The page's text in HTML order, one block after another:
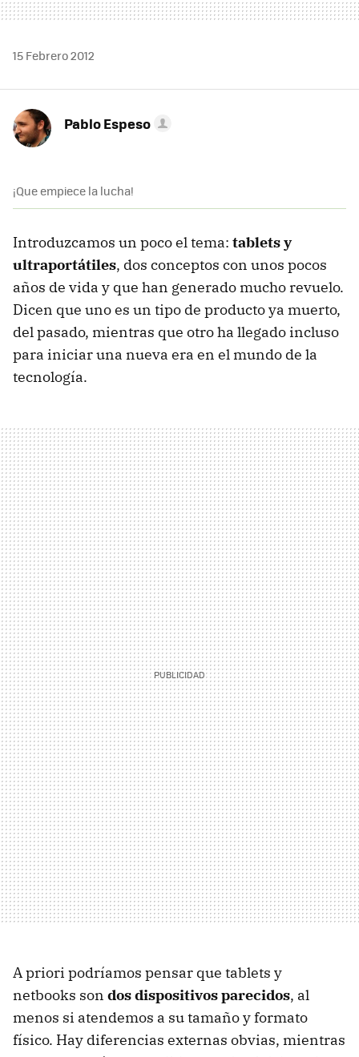
15 Febrero 2012
Pablo Espeso
¡Que empiece la lucha!
Introduzcamos un poco el tema: tablets y
ultraportátiles, dos conceptos con unos pocos
años de vida y que han generado mucho revuelo.
Dicen que uno es un tipo de producto ya muerto,
del pasado, mientras que otro ha llegado incluso
para iniciar una nueva era en el mundo de la
tecnología.
A priori podríamos pensar que tablets y
netbooks son dos dispositivos parecidos, al
menos si atendemos a su tamaño y formato
físico. Hay diferencias externas obvias, mientras